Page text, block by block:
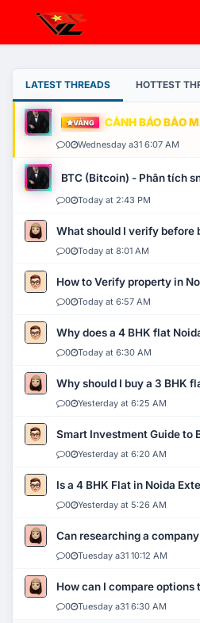
LATEST THREADS HOTTEST
VÀNG CẢNH BÁO BẢO
0 Wednesday a31 6:07 AM
BTC (Bitcoin) - Phân tích
0 Today at 2:43 PM
What should I verify before
0 Today at 8:01 AM
How to Verify property in
0 Today at 6:57 AM
Why does a 4 BHK flat
0 Today at 6:30 AM
Why should I buy a 3 BHK
0 Yesterday at 6:25 AM
Smart Investment Guide to
0 Yesterday at 6:20 AM
Is a 4 BHK Flat in Noida
0 Yesterday at 5:26 AM
Can researching a
0 Tuesday a31 10:12 AM
How can I compare options
0 Tuesday a31 6:30 AM